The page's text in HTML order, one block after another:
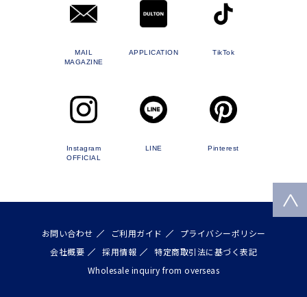
MAIL
MAGAZINE
APPLICATION TikTok
Instagram
OFFICIAL
LINE Pinterest
お問い合わせ ご利用ガイド
プライバシーポリシー
会社概要
採用情報
特定商取引法に基づく表記
Wholesale inquiry from overseas